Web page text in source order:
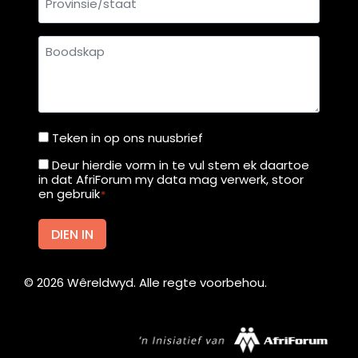
Boodskap
Teken
in
op
ons
nuusbrief
Teken in op ons nuusbrief
Deur
hierdie
te
vul
Deur hierdie vorm in te vul stem ek daartoe
in dat AfriForum my data mag verwerk, stoor
en gebruik*
DIEN IN
© 2026 Wêreldwyd. Alle regte voorbehou.